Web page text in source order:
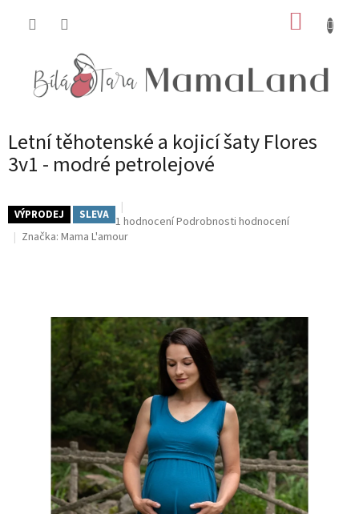
Letní těhotenské a kojicí šaty Flores
3v1 - modré petrolejové
VÝPRODEJ SLEVA Průměrné
hodnocení
hvězdiček.
1 hodnoceníPodrobnosti hodnocení
Značka: Mama L'amour